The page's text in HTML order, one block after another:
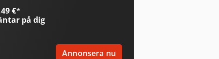
efter behov. Pris: 5 000 USD per
Leveransvillkor: FCA, säljarens
€*
på dig
Annonsera nu